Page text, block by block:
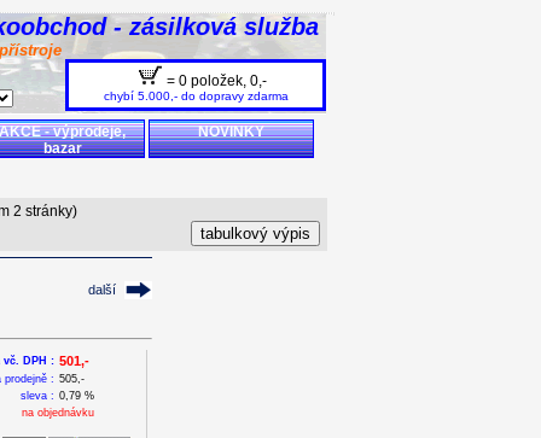
- zásilková služba
= 0 položek, 0,-
chybí 5.000,- do dopravy zdarma
AKCE - výprodeje,
bazar
NOVINKY
2 stránky)
další
vč. DPH : 501,-
prodejně : 505,-
sleva : 0,79 %
na objednávku